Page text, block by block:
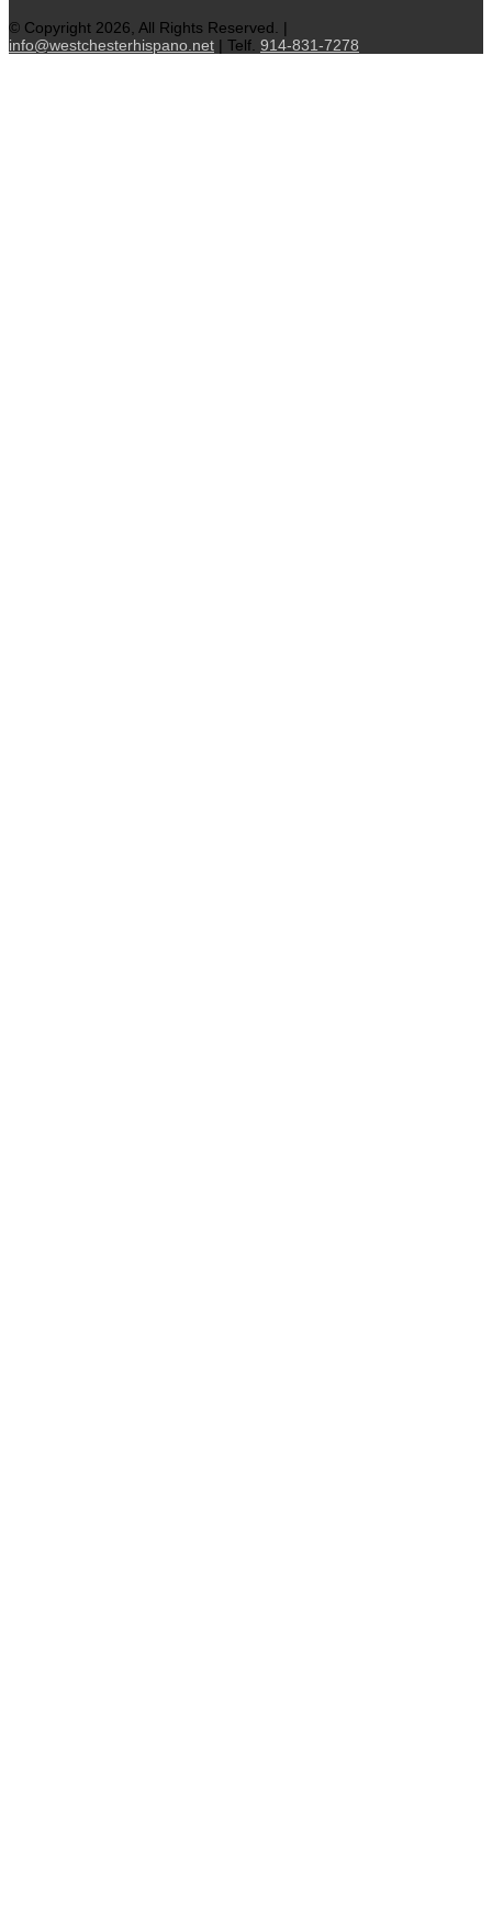
© Copyright 2026, All Rights Reserved. |
info@westchesterhispano.net | Telf. 914-831-7278